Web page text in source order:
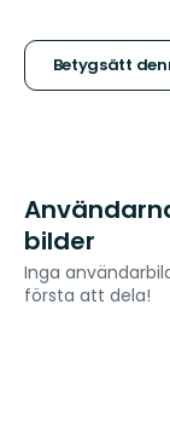
Betygsätt
bilder
Inga
första att dela!